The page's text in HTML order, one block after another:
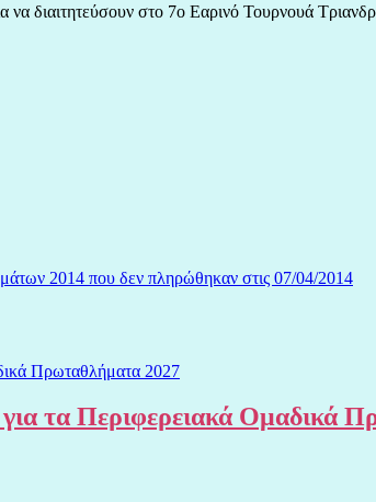
διαιτητεύσουν στο 7ο Εαρινό Τουρνουά
2014 που δεν πληρώθηκαν στις 07/04/2014
τα Περιφερειακά Ομαδικά